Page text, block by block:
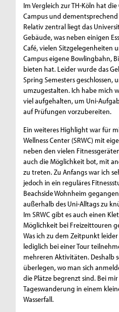
Im Vergleich zur TH-Köln hat
Campus und
Relativ zentral liegt das
Gebäude, was neben einigen
Café, vielen Sitzgelegenheiten
Campus eigene Bowlingbahn,
bieten hat. Leider wurde das
Spring Semesters geschlossen,
umzugestalten. Ich habe mich
viel aufgehalten, um Uni-
auf Prüfungen vorzubereiten.
Ein weiteres Highlight war für
Wellness Center (SRWC) mit
neben den vielen
auch die Möglichkeit bot, mit
zu treten. Zu Anfangs war ich
jedoch in ein reguläres
Beachside Wohnheim
außerhalb des Uni-Alltags zu
Im SRWC gibt es auch einen
Möglichkeit bei Freizeittouren
Was ich zu dem Zeitpunkt
lediglich bei einer Tour
mehreren Aktivitäten. Deshalb
überlegen, wo man sich
die Plätze begrenzt sind. Bei
Tageswanderung in einem
Wasserfall.